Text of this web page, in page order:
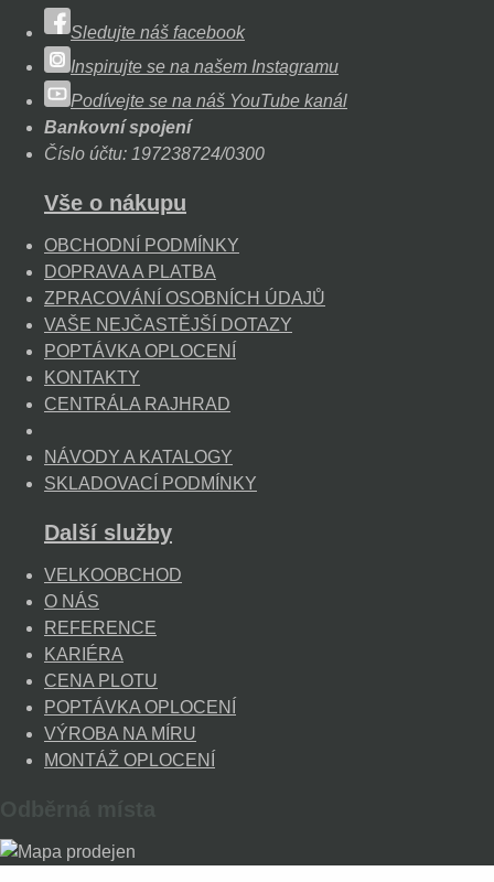
Sledujte náš facebook
Inspirujte se na našem Instagramu
Podívejte se na náš YouTube kanál
Bankovní spojení
Číslo účtu: 197238724/0300
Vše o nákupu
OBCHODNÍ PODMÍNKY
DOPRAVA A PLATBA
ZPRACOVÁNÍ OSOBNÍCH ÚDAJŮ
VAŠE NEJČASTĚJŠÍ DOTAZY
POPTÁVKA OPLOCENÍ
KONTAKTY
CENTRÁLA RAJHRAD
NÁVODY A KATALOGY
SKLADOVACÍ PODMÍNKY
Další služby
VELKOOBCHOD
O NÁS
REFERENCE
KARIÉRA
CENA PLOTU
POPTÁVKA OPLOCENÍ
VÝROBA NA MÍRU
MONTÁŽ OPLOCENÍ